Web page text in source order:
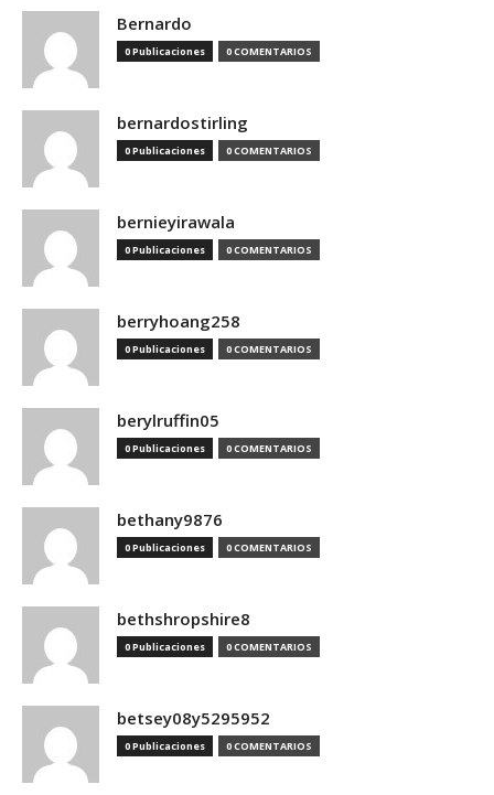
Bernardo
0 Publicaciones 0 COMENTARIOS
bernardostirling
0 Publicaciones 0 COMENTARIOS
bernieyirawala
0 Publicaciones 0 COMENTARIOS
berryhoang258
0 Publicaciones 0 COMENTARIOS
berylruffin05
0 Publicaciones 0 COMENTARIOS
bethany9876
0 Publicaciones 0 COMENTARIOS
bethshropshire8
0 Publicaciones 0 COMENTARIOS
betsey08y5295952
0 Publicaciones 0 COMENTARIOS